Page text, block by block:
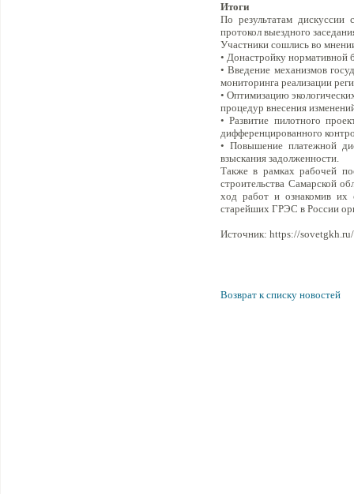
Итоги
По результатам дискуссии
протокол выездного
Участники сошлись во
• Донастройку нормативной
• Введение механизмов
мониторинга реализации
• Оптимизацию
процедур внесения
• Развитие пилотного
дифференцированного
• Повышение платежной
взыскания задолженности.
Также в рамках рабочей
строительства Самарской
ход работ и ознакомив их
старейших ГРЭС в России
Источник: https://sovetgkh.ru/
Возврат к списку новостей